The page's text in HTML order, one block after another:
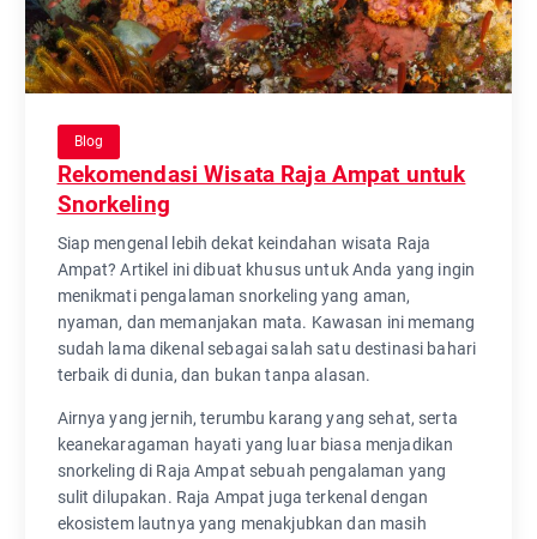
Blog
Rekomendasi Wisata Raja Ampat untuk
Snorkeling
Siap mengenal lebih dekat keindahan wisata Raja
Ampat? Artikel ini dibuat khusus untuk Anda yang ingin
menikmati pengalaman snorkeling yang aman,
nyaman, dan memanjakan mata. Kawasan ini memang
sudah lama dikenal sebagai salah satu destinasi bahari
terbaik di dunia, dan bukan tanpa alasan.
Airnya yang jernih, terumbu karang yang sehat, serta
keanekaragaman hayati yang luar biasa menjadikan
snorkeling di Raja Ampat sebuah pengalaman yang
sulit dilupakan. Raja Ampat juga terkenal dengan
ekosistem lautnya yang menakjubkan dan masih